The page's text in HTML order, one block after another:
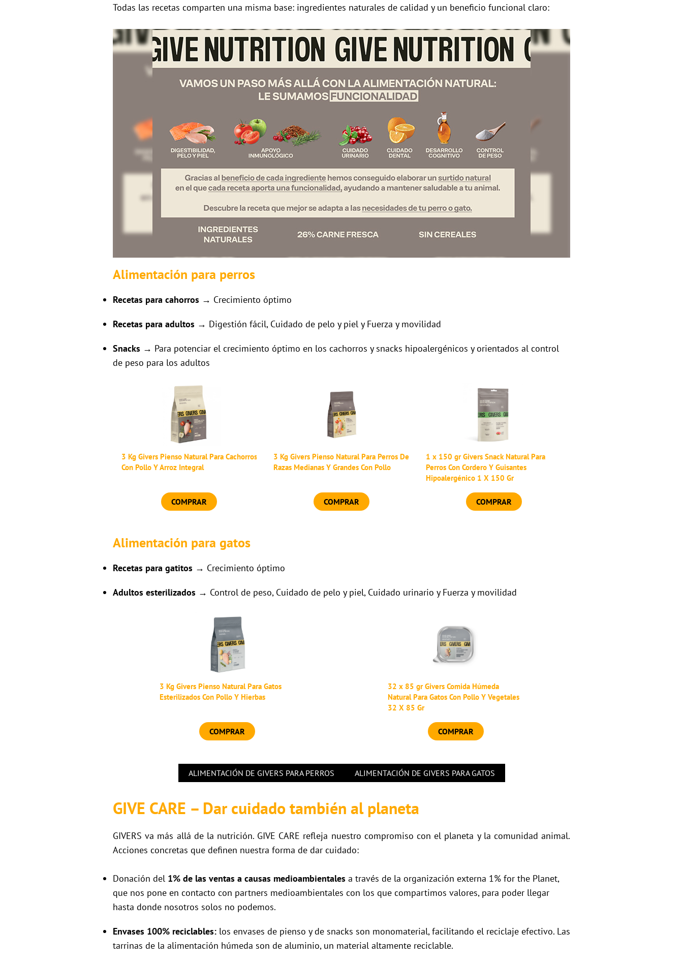
Todas las recetas comparten una misma base: ingredientes naturales de calidad y un beneficio funcional claro:
Alimentación para perros
Recetas para cahorros → Crecimiento óptimo
Recetas para adultos → Digestión fácil, Cuidado de pelo y piel y Fuerza y movilidad
Snacks → Para potenciar el crecimiento óptimo en los cachorros y snacks hipoalergénicos y orientados al control
de peso para los adultos
3 Kg Givers Pienso Natural Para Cachorros
Con Pollo Y Arroz Integral
COMPRAR
3 Kg Givers Pienso Natural Para Perros De
Razas Medianas Y Grandes Con Pollo
COMPRAR
1 x 150 gr Givers Snack Natural Para
Perros Con Cordero Y Guisantes
Hipoalergénico 1 X 150 Gr
COMPRAR
Alimentación para gatos
Recetas para gatitos → Crecimiento óptimo
Adultos esterilizados → Control de peso, Cuidado de pelo y piel, Cuidado urinario y Fuerza y movilidad
3 Kg Givers Pienso Natural Para Gatos
Esterilizados Con Pollo Y Hierbas
COMPRAR
32 x 85 gr Givers Comida Húmeda
Natural Para Gatos Con Pollo Y Vegetales
32 X 85 Gr
COMPRAR
ALIMENTACIÓN DE GIVERS PARA PERROS ALIMENTACIÓN DE GIVERS PARA GATOS
GIVE CARE – Dar cuidado también al planeta
GIVERS va más allá de la nutrición. GIVE CARE refleja nuestro compromiso con el planeta y la comunidad animal.
Acciones concretas que definen nuestra forma de dar cuidado:
Donación del 1% de las ventas a causas medioambientales a través de la organización externa 1% for the Planet,
que nos pone en contacto con partners medioambientales con los que compartimos valores, para poder llegar
hasta donde nosotros solos no podemos.
Envases 100% reciclables: los envases de pienso y de snacks son monomaterial, facilitando el reciclaje efectivo. Las
tarrinas de la alimentación húmeda son de aluminio, un material altamente reciclable.